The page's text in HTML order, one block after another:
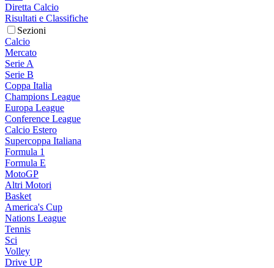
Diretta Calcio
Risultati e Classifiche
Sezioni
Calcio
Mercato
Serie A
Serie B
Coppa Italia
Champions League
Europa League
Conference League
Calcio Estero
Supercoppa Italiana
Formula 1
Formula E
MotoGP
Altri Motori
Basket
America's Cup
Nations League
Tennis
Sci
Volley
Drive UP